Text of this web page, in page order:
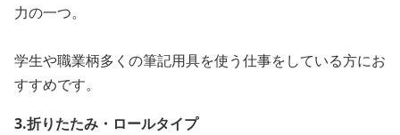
力の一つ。
学生や職業柄多くの筆記用具を使う仕事をしている方にお
すすめです。
3.折りたたみ・ロールタイプ